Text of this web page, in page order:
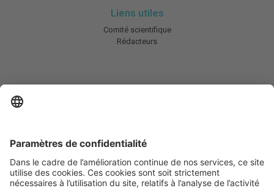
Liens utiles
Comité scientifique
Rédacteurs